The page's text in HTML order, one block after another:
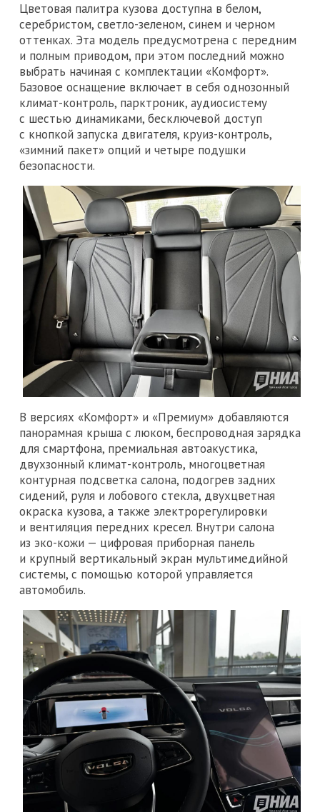
Цветовая палитра кузова доступна в белом,
серебристом, светло-зеленом, синем и черном
оттенках. Эта модель предусмотрена с передним
и полным приводом, при этом последний можно
выбрать начиная с комплектации «Комфорт».
Базовое оснащение включает в себя однозонный
климат-контроль, парктроник, аудиосистему
с шестью динамиками, бесключевой доступ
с кнопкой запуска двигателя, круиз-контроль,
«зимний пакет» опций и четыре подушки
безопасности.
В версиях «Комфорт» и «Премиум» добавляются
панорамная крыша с люком, беспроводная зарядка
для смартфона, премиальная автоакустика,
двухзонный климат-контроль, многоцветная
контурная подсветка салона, подогрев задних
сидений, руля и лобового стекла, двухцветная
окраска кузова, а также электрорегулировки
и вентиляция передних кресел. Внутри салона
из эко-кожи — цифровая приборная панель
и крупный вертикальный экран мультимедийной
системы, с помощью которой управляется
автомобиль.